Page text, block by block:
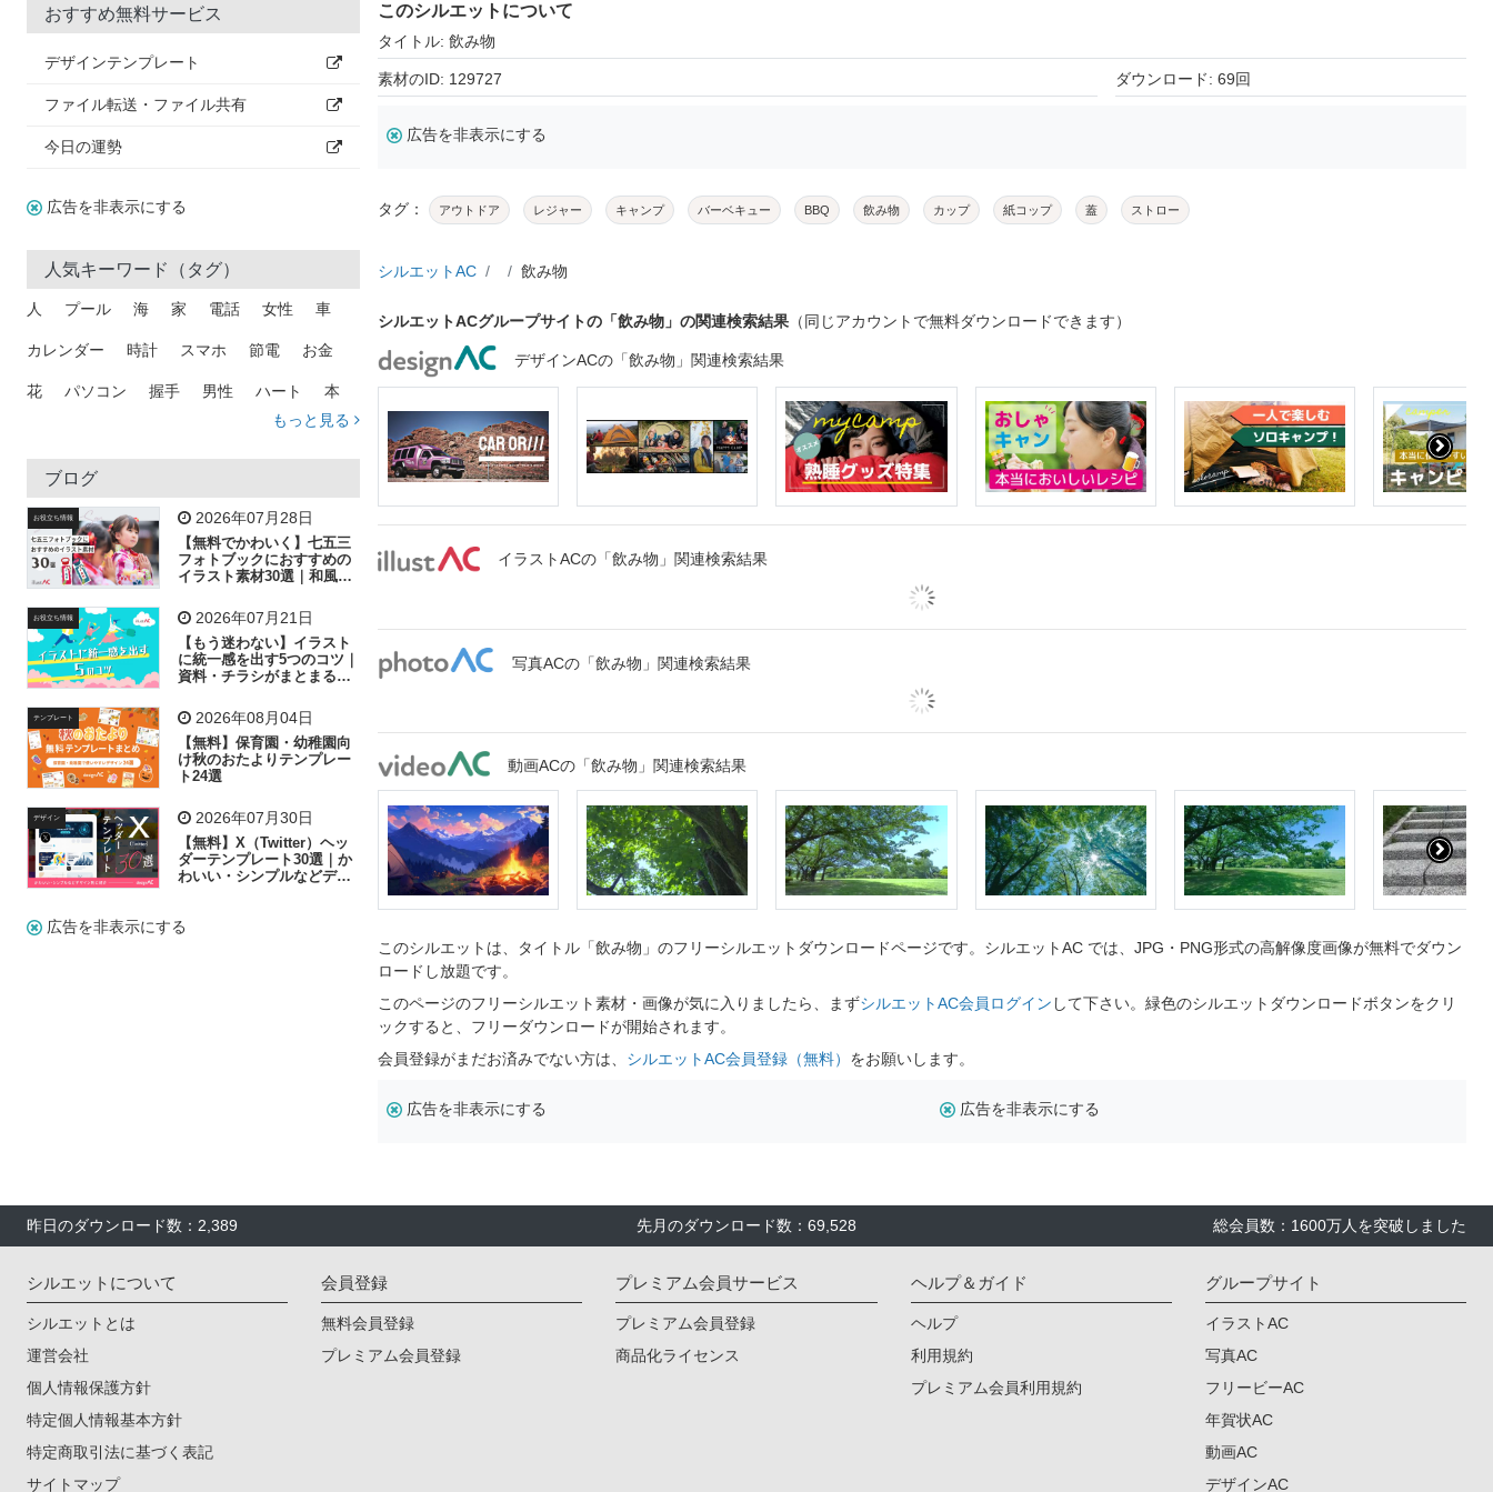
おすすめ無料サービス
デザインテンプレート
ファイル転送・ファイル共有
今日の運勢
広告を非表示にする
人気キーワード（タグ）
人 プール 海 家 電話 女性 車
カレンダー 時計 スマホ 節電 お金
花 パソコン 握手 男性 ハート 本
トラック 木
吹き出し
飛行機 グラフ ビル 魚 家族 書類
歩く 工場 会社 太陽 キラキラ
子供 作業員 相談 ピクトグラム
もっと見る
ブログ
お役立ち情報 2026年07月28日
【無料でかわいく】七五三
フォトブックにおすすめの
イラスト素材30選｜和風の
お役立ち情報 2026年07月21日
【もう迷わない】イラスト
に統一感を出す5つのコツ｜
資料・チラシがまとまるフ
テンプレート 2026年08月04日
【無料】保育園・幼稚園向
け秋のおたよりテンプレー
ト24選
デザイン 2026年07月30日
【無料】X（Twitter）ヘッ
ダーテンプレート30選｜か
わいい・シンプルなどデザ
広告を非表示にする
このシルエットについて
タイトル: 飲み物
素材のID: 129727 ダウンロード: 69回
広告を非表示にする
タグ： アウトドア レジャー キャンプ バーベキュー BBQ 飲み物 カップ 紙コップ 蓋 ストロー
シルエットAC 飲み物
シルエットACグループサイトの「飲み物」の関連検索結果 （同じアカウントで無料ダウンロードできます）
デザインACの「飲み物」関連検索結果
イラストACの「飲み物」関連検索結果
写真ACの「飲み物」関連検索結果
動画ACの「飲み物」関連検索結果
このシルエットは、タイトル「飲み物」のフリーシルエットダウンロードページです。シルエットAC では、JPG・PNG形式の高解像度画像が無料でダウン
ロードし放題です。
このページのフリーシルエット素材・画像が気に入りましたら、まずシルエットAC会員ログイン して下さい。緑色のシルエットダウンロードボタンをクリ
ックすると、フリーダウンロードが開始されます。
会員登録がまだお済みでない方は、 シルエットAC会員登録（無料） をお願いします。
広告を非表示にする 広告を非表示にする
昨日のダウンロード数：2,389 先月のダウンロード数：69,528 総会員数：1600万人を突破しました
シルエットについて
シルエットとは
運営会社
個人情報保護方針
特定個人情報基本方針
特定商取引法に基づく表記
サイトマップ
会員登録
無料会員登録
プレミアム会員登録
プレミアム会員サービス
プレミアム会員登録
商品化ライセンス
ヘルプ＆ガイド
ヘルプ
利用規約
プレミアム会員利用規約
グループサイト
イラストAC
写真AC
フリービーAC
年賀状AC
動画AC
デザインAC